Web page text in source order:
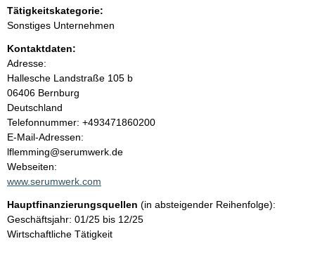
n
i
n
h
a
l
t
Tätigkeitskategorie:
Sonstiges Unternehmen
Kontaktdaten:
Adresse:
Hallesche Landstraße 105 b
06406 Bernburg
Deutschland
K
o
n
t
a
t
i
n
Telefonnummer: +493471860200
E-Mail-Adressen:
lflemming@serumwerk.de
Webseiten:
www.serumwerk.com
Hauptfinanzierungsquellen (in absteigender Reihenfolge):
Geschäftsjahr: 01/25 bis 12/25
Wirtschaftliche Tätigkeit